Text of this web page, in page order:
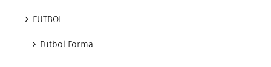
FUTBOL
Futbol Forma